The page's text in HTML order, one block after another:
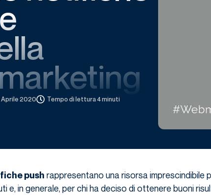
Aprile 2020 Tempo di lettura 4 minuti
push rappresentano una risorsa imprescindibile
e, in generale, per chi ha deciso di ottenere buoni